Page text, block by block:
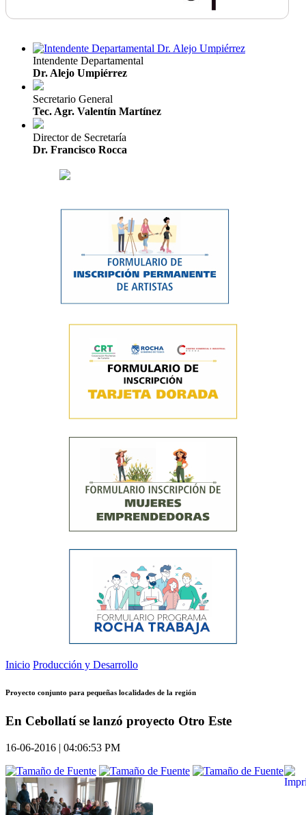
Intendente Departamental
Dr. Alejo Umpiérrez
Secretario General
Tec. Agr. Valentín Martínez
Director de Secretaría
Dr. Francisco Rocca
Inicio Producción y Desarrollo
Proyecto conjunto para pequeñas localidades de la región
En Cebollatí se lanzó proyecto Otro Este
16-06-2016 | 04:06:53 PM